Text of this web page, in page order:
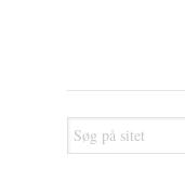
Søg
på